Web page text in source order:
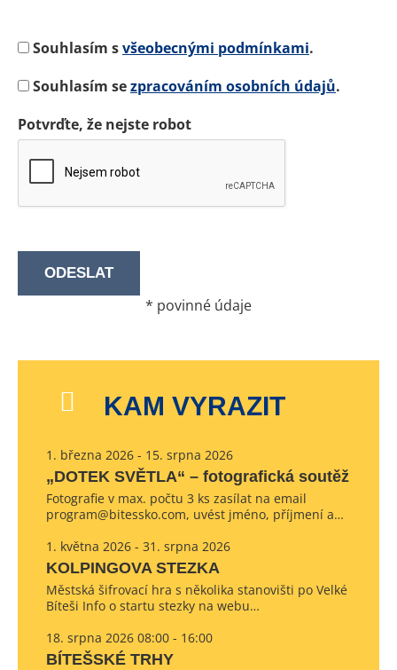
Souhlasím svšeobecnými podmínkami.
Souhlasím sezpracováním osobních údajů.
Potvrďte, že nejste robot
* povinné údaje
KAM VYRAZIT
1. března 2026 - 15. srpna 2026
„DOTEK SVĚTLA“ – fotografická soutěž
Fotografie v max. počtu 3 ks zasílat na email
program@bitessko.com, uvést jméno, příjmení a…
1. května 2026 - 31. srpna 2026
KOLPINGOVA STEZKA
Městská šifrovací hra s několika stanovišti po Velké
Bíteši Info o startu stezky na webu…
18. srpna 2026 08:00 - 16:00
BÍTEŠSKÉ TRHY